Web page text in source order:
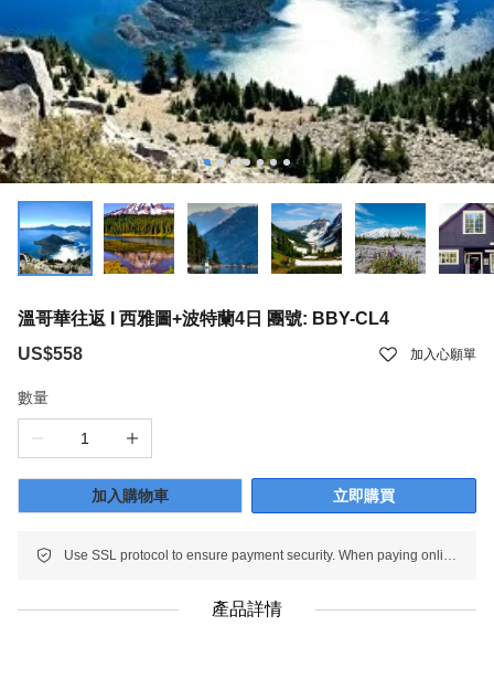
溫哥華往返 I 西雅圖+波特蘭4日 團號: BBY-CL4
US$558
加入心願單
數量
加入購物車 立即購買
Use SSL protocol to ensure payment security. When paying online, your payment information is protected.
產品詳情